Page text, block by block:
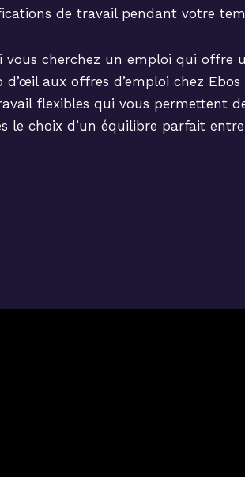
de travail pendant votre
vous cherchez un emploi qui offre
d’œil aux offres d’emploi chez Ebos
flexibles qui vous permettent
le choix d’un équilibre parfait